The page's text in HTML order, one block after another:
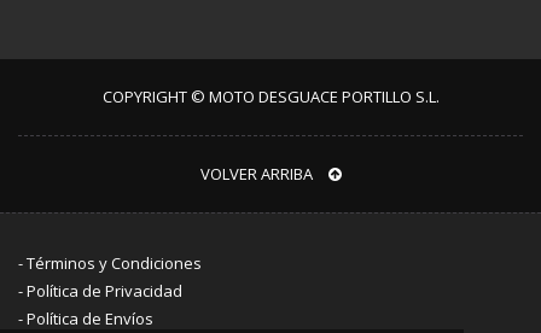
COPYRIGHT © MOTO DESGUACE PORTILLO S.L.
VOLVER ARRIBA
-Términos y Condiciones
-Política de Privacidad
-Política de Envíos